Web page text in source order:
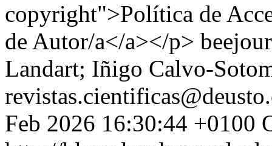
copyright">Política de
de Autor/a</a></p>
Landart; Iñigo Calvo-
Feb 2026 16:30:44 +0100